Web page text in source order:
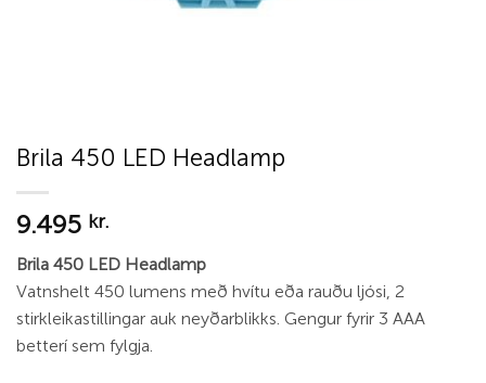
Brila 450 LED Headlamp
9.495 kr.
Brila 450 LED Headlamp
Vatnshelt 450 lumens með hvítu eða rauðu ljósi, 2
stirkleikastillingar auk neyðarblikks. Gengur fyrir 3 AAA
betterí sem fylgja.